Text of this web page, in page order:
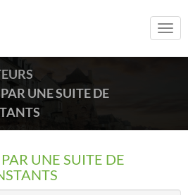
UNE SUITE DE
UNE SUITE DE